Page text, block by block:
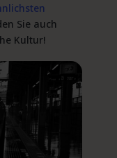
Sie auch
Kultur!